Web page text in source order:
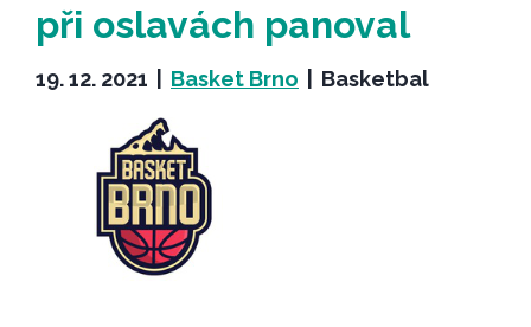
při oslavách panoval
19. 12. 2021 Basket Brno Basketbal